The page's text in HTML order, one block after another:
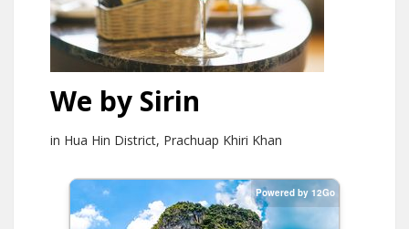
We by Sirin
in Hua Hin District, Prachuap Khiri Khan